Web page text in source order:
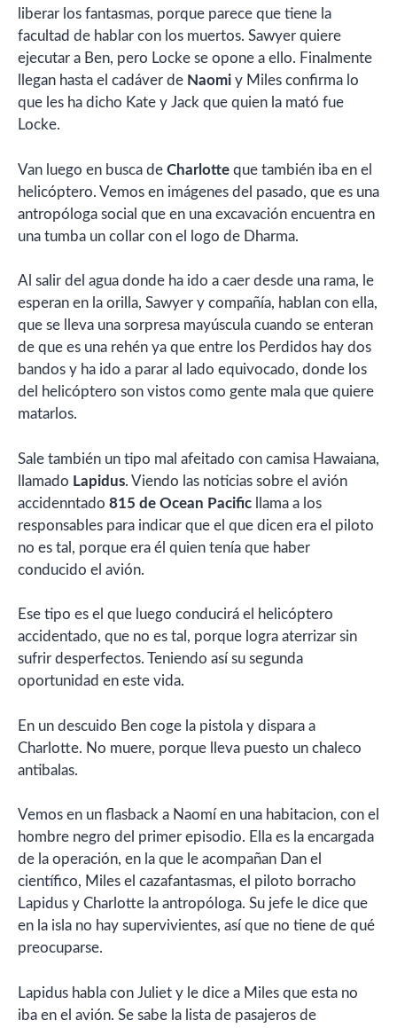
liberar los fantasmas, porque parece que tiene la
facultad de hablar con los muertos. Sawyer quiere
ejecutar a Ben, pero Locke se opone a ello. Finalmente
llegan hasta el cadáver de Naomi y Miles confirma lo
que les ha dicho Kate y Jack que quien la mató fue
Locke.
Van luego en busca de Charlotte que también iba en el
helicóptero. Vemos en imágenes del pasado, que es una
antropóloga social que en una excavación encuentra en
una tumba un collar con el logo de Dharma.
Al salir del agua donde ha ido a caer desde una rama, le
esperan en la orilla, Sawyer y compañía, hablan con ella,
que se lleva una sorpresa mayúscula cuando se enteran
de que es una rehén ya que entre los Perdidos hay dos
bandos y ha ido a parar al lado equivocado, donde los
del helicóptero son vistos como gente mala que quiere
matarlos.
Sale también un tipo mal afeitado con camisa Hawaiana,
llamado Lapidus. Viendo las noticias sobre el avión
accidenntado 815 de Ocean Pacific llama a los
responsables para indicar que el que dicen era el piloto
no es tal, porque era él quien tenía que haber
conducido el avión.
Ese tipo es el que luego conducirá el helicóptero
accidentado, que no es tal, porque logra aterrizar sin
sufrir desperfectos. Teniendo así su segunda
oportunidad en este vida.
En un descuido Ben coge la pistola y dispara a
Charlotte. No muere, porque lleva puesto un chaleco
antibalas.
Vemos en un flasback a Naomí en una habitacion, con el
hombre negro del primer episodio. Ella es la encargada
de la operación, en la que le acompañan Dan el
científico, Miles el cazafantasmas, el piloto borracho
Lapidus y Charlotte la antropóloga. Su jefe le dice que
en la isla no hay supervivientes, así que no tiene de qué
preocuparse.
Lapidus habla con Juliet y le dice a Miles que esta no
iba en el avión. Se sabe la lista de pasajeros de